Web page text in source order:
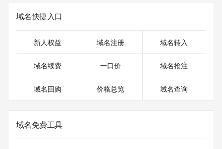
域名快捷入口
新人权益 域名注册 域名转入
域名续费 一口价 域名抢注
域名回购 价格总览 域名查询
域名免费工具